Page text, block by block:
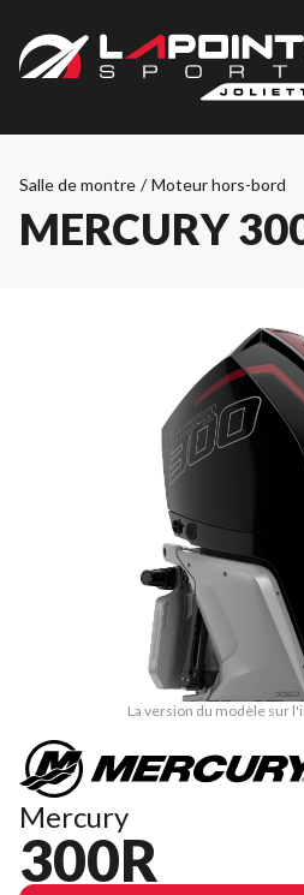
Salle de montre / Moteur hors-bord
MERCURY
La version du modèle sur
Mercury
300R